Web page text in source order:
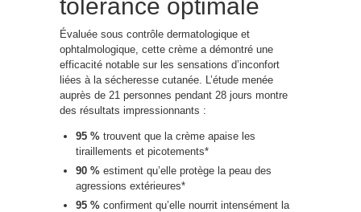
tolérance optimale
Évaluée sous contrôle dermatologique et
ophtalmologique, cette crème a démontré une
efficacité notable sur les sensations d’inconfort
liées à la sécheresse cutanée. L’étude menée
auprès de 21 personnes pendant 28 jours montre
des résultats impressionnants :
95 % trouvent que la crème apaise les
tiraillements et picotements*
90 % estiment qu’elle protège la peau des
agressions extérieures*
95 % confirment qu’elle nourrit intensément la